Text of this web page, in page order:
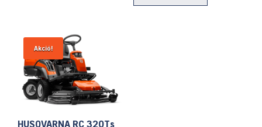
4.999.900 Ft.
Akció!
HUSQVARNA RC 320Ts